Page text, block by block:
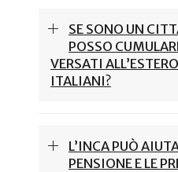
SE SONO UN
POSSO
VERSATI
ITALIANI?
L’INCA PUÒ
PENSIONE E LE